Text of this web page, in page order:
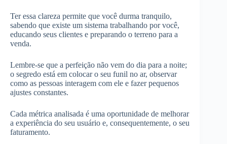
Ter essa clareza permite que você durma tranquilo,
sabendo que existe um sistema trabalhando por você,
educando seus clientes e preparando o terreno para a
venda.
Lembre-se que a perfeição não vem do dia para a noite;
o segredo está em colocar o seu funil no ar, observar
como as pessoas interagem com ele e fazer pequenos
ajustes constantes.
Cada métrica analisada é uma oportunidade de melhorar
a experiência do seu usuário e, consequentemente, o seu
faturamento.